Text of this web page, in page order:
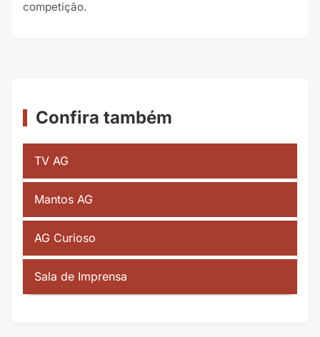
competição.
Confira também
TV AG
Mantos AG
AG Curioso
Sala de Imprensa